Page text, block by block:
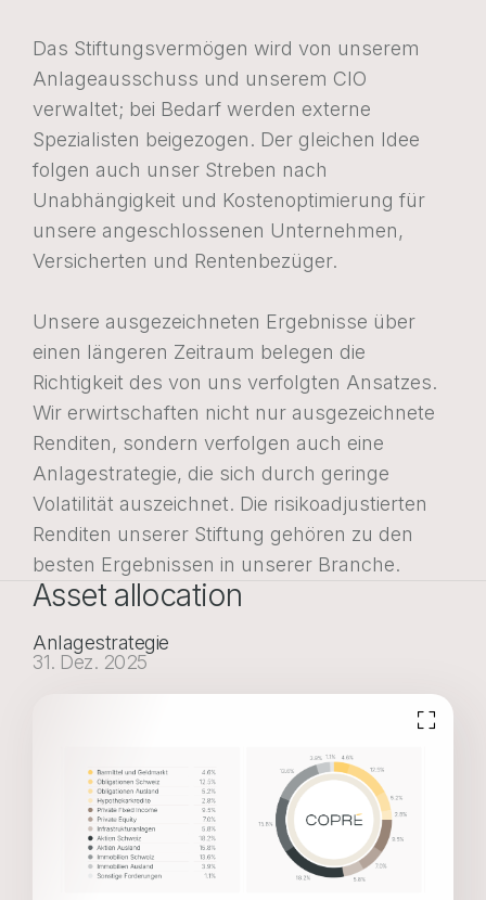
Das Stiftungsvermögen wird von unserem
Anlageausschuss und unserem CIO
verwaltet; bei Bedarf werden externe
Spezialisten beigezogen. Der gleichen Idee
folgen auch unser Streben nach
Unabhängigkeit und Kostenoptimierung für
unsere angeschlossenen Unternehmen,
Versicherten und Rentenbezüger.
Unsere ausgezeichneten Ergebnisse über
einen längeren Zeitraum belegen die
Richtigkeit des von uns verfolgten Ansatzes.
Wir erwirtschaften nicht nur ausgezeichnete
Renditen, sondern verfolgen auch eine
Anlagestrategie, die sich durch geringe
Volatilität auszeichnet. Die risikoadjustierten
Renditen unserer Stiftung gehören zu den
besten Ergebnissen in unserer Branche.
Asset allocation
Anlagestrategie
31. Dez. 2025